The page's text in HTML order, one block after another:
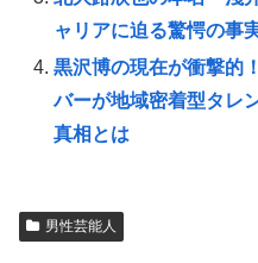
ャリアに迫る驚愕の事
黒沢博の現在が衝撃的
バーが地域密着型タレ
真相とは
男性芸能人